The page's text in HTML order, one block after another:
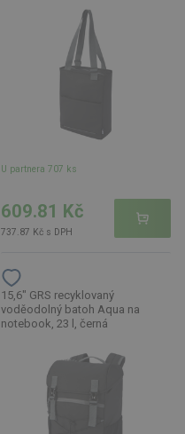
U partnera 707 ks
609.81 Kč
737.87 Kč s DPH
15,6" GRS recyklovaný
voděodolný batoh Aqua na
notebook, 23 l, černá